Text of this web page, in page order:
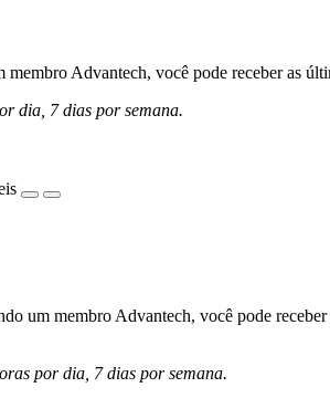
Advantech, você pode receber as
dia, 7 dias por semana.
um membro Advantech, você pode
por dia, 7 dias por semana.